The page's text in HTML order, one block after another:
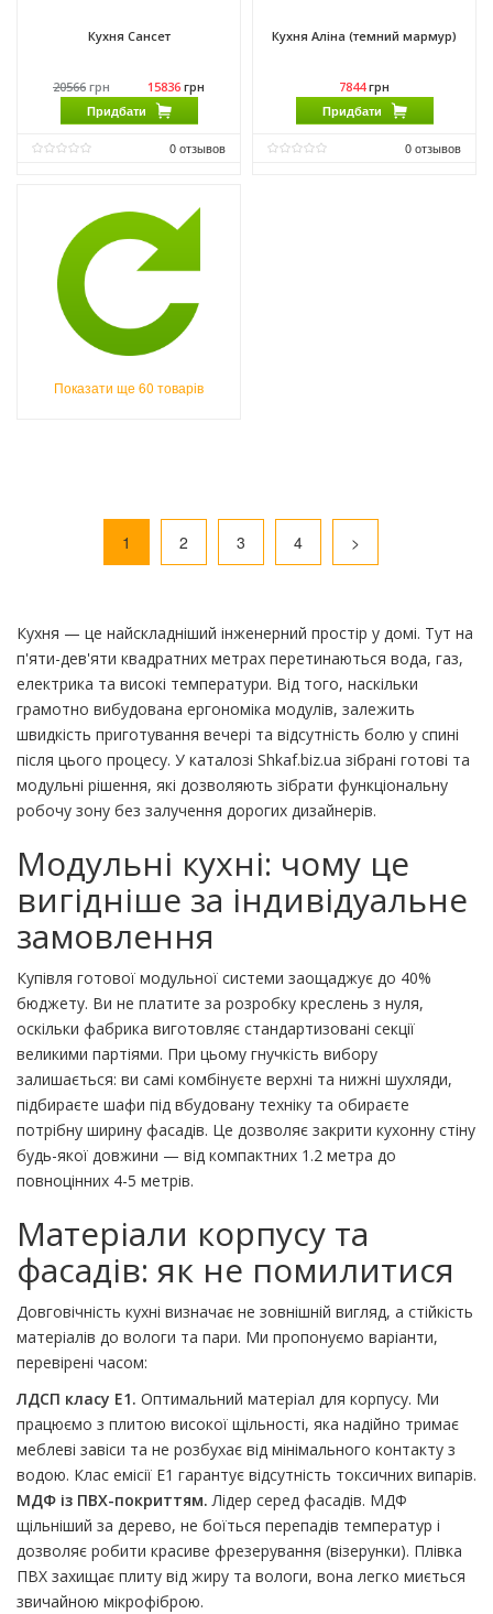
Кухня Сансет
20566 грн 15836 грн
Придбати
0отзывов
Феникс Мебель
Матеріал: ДСП
Матеріал каркасу: ДСП
Кухня Аліна (темний мармур)
7844грн
Придбати
0отзывов
Показати ще 60 товарів
1 2 3 4 >
Кухня — це найскладніший інженерний простір у домі. Тут на
п'яти-дев'яти квадратних метрах перетинаються вода, газ,
електрика та високі температури. Від того, наскільки
грамотно вибудована ергономіка модулів, залежить
швидкість приготування вечері та відсутність болю у спині
після цього процесу. У каталозі Shkaf.biz.ua зібрані готові та
модульні рішення, які дозволяють зібрати функціональну
робочу зону без залучення дорогих дизайнерів.
Модульні кухні: чому це
вигідніше за індивідуальне
замовлення
Купівля готової модульної системи заощаджує до 40%
бюджету. Ви не платите за розробку креслень з нуля,
оскільки фабрика виготовляє стандартизовані секції
великими партіями. При цьому гнучкість вибору
залишається: ви самі комбінуєте верхні та нижні шухляди,
підбираєте шафи під вбудовану техніку та обираєте
потрібну ширину фасадів. Це дозволяє закрити кухонну стіну
будь-якої довжини — від компактних 1.2 метра до
повноцінних 4-5 метрів.
Матеріали корпусу та
фасадів: як не помилитися
Довговічність кухні визначає не зовнішній вигляд, а стійкість
матеріалів до вологи та пари. Ми пропонуємо варіанти,
перевірені часом:
ЛДСП класу E1. Оптимальний матеріал для корпусу. Ми
працюємо з плитою високої щільності, яка надійно тримає
меблеві завіси та не розбухає від мінімального контакту з
водою. Клас емісії E1 гарантує відсутність токсичних випарів.
МДФ із ПВХ-покриттям. Лідер серед фасадів. МДФ
щільніший за дерево, не боїться перепадів температур і
дозволяє робити красиве фрезерування (візерунки). Плівка
ПВХ захищає плиту від жиру та вологи, вона легко миється
звичайною мікрофіброю.